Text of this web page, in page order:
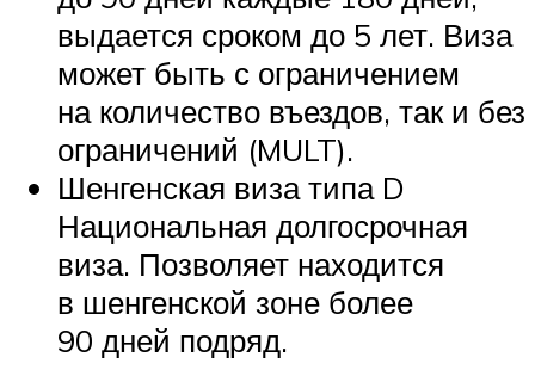
выдается сроком до 5 лет. Виза
может быть с ограничением
на количество въездов, так и без
ограничений (MULT).
Шенгенская виза типа D
Национальная долгосрочная
виза. Позволяет находится
в шенгенской зоне более
90 дней подряд.